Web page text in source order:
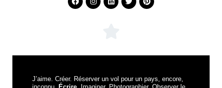
J’aime. Créer. Réserver un vol pour un pays, encore,